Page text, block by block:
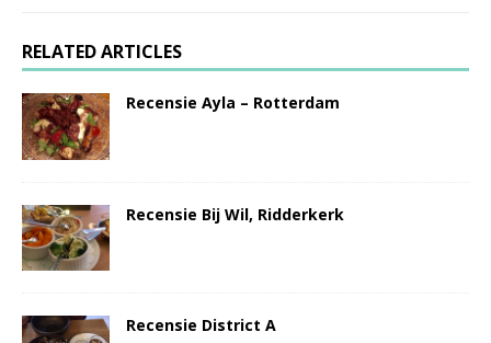
RELATED ARTICLES
Recensie Ayla – Rotterdam
Recensie Bij Wil, Ridderkerk
Recensie District A